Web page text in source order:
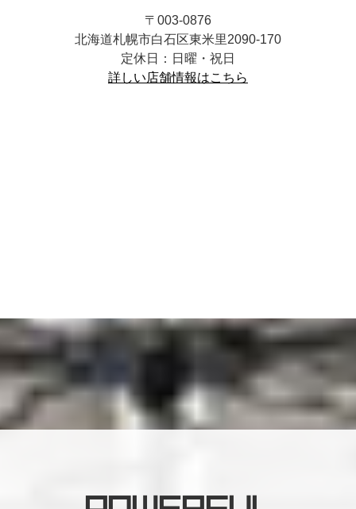
〒003-0876
北海道札幌市白石区東米里2090-170
定休日：日曜・祝日
詳しい店舗情報はこちら